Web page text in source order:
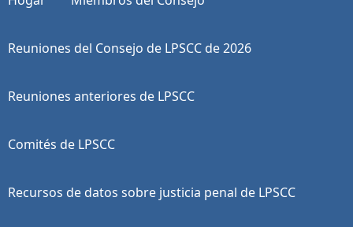
Reuniones del Consejo de LPSCC de 2026
Reuniones anteriores de LPSCC
Comités de LPSCC
Recursos de datos sobre justicia penal de LPSCC